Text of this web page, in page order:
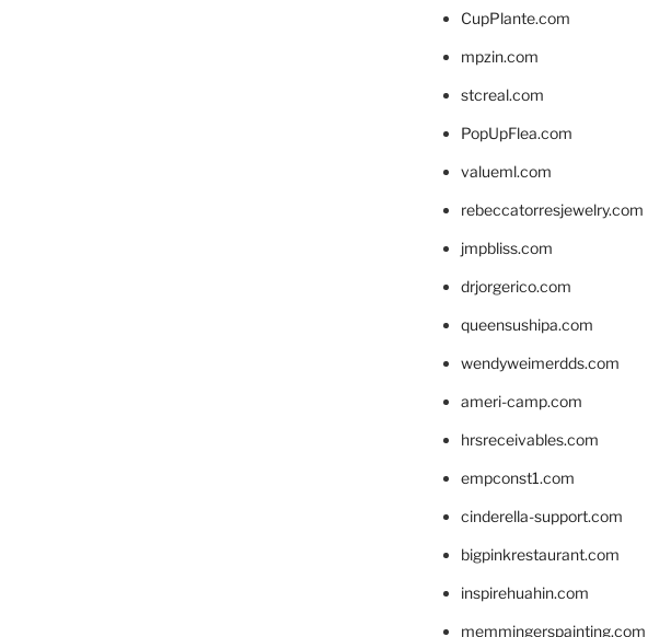
CupPlante.com
mpzin.com
stcreal.com
PopUpFlea.com
valueml.com
rebeccatorresjewelry.com
jmpbliss.com
drjorgerico.com
queensushipa.com
wendyweimerdds.com
ameri-camp.com
hrsreceivables.com
empconst1.com
cinderella-support.com
bigpinkrestaurant.com
inspirehuahin.com
memmingerspainting.com